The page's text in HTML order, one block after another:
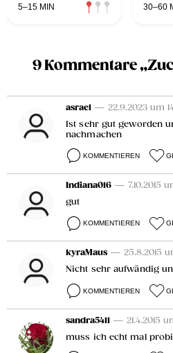
5–15 MIN 30–60
9 Kommentare
asrael — 22.9.2023 um
Ist sehr gut geworden
nachmachen
KOMMENTIEREN
Indiana016 — 7.10.2015
gut
KOMMENTIEREN
kyraMaus — 25.8.2015
Nicht sehr aufwändig
KOMMENTIEREN
sandra5411 — 21.4.2015
muss ich echt mal